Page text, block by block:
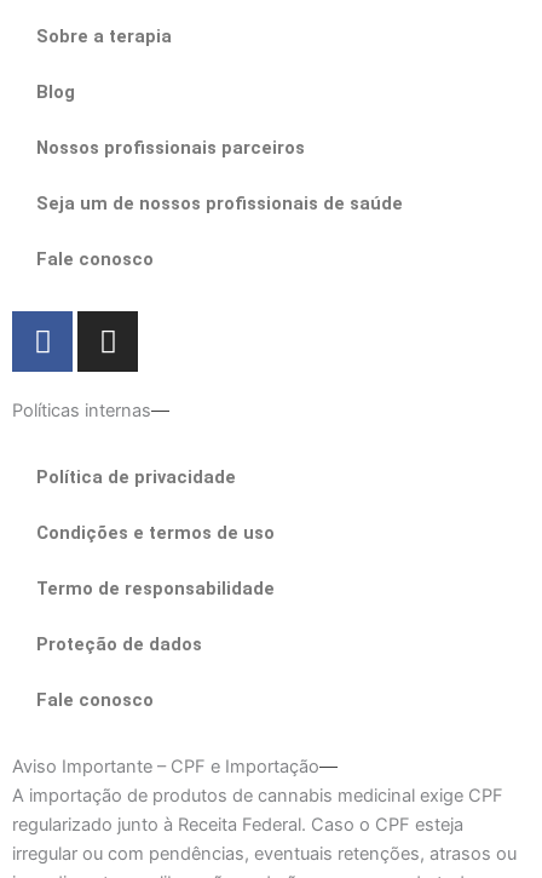
Sobre a terapia
Blog
Nossos profissionais parceiros
Seja um de nossos profissionais de saúde
Fale conosco
F
a
e
o
k
I
n
t
g
a
Políticas internas
Política de privacidade
Condições e termos de uso
Termo de responsabilidade
Proteção de dados
Fale conosco
Aviso Importante – CPF e Importação
A importação de produtos de cannabis medicinal exige CPF
regularizado junto à Receita Federal. Caso o CPF esteja
irregular ou com pendências, eventuais retenções, atrasos ou